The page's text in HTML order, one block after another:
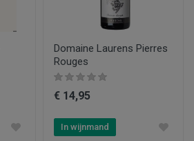
Domaine Laurens Pierres
Rouges
€ 14,95
In wijnmand